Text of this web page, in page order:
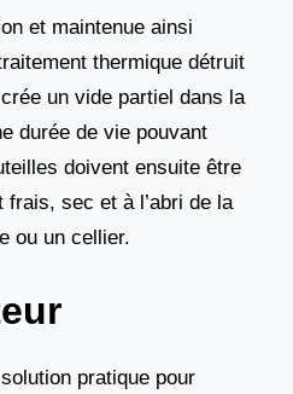
et maintenue ainsi
thermique détruit
un vide partiel dans la
durée de vie pouvant
doivent ensuite être
sec et à l’abri de la
ou un cellier.
pratique pour